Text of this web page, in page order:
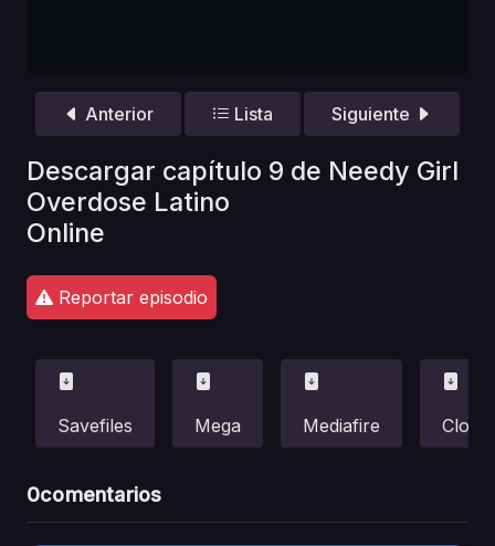
Anterior Lista Siguiente
Descargar capítulo 9 de Needy Girl
Overdose Latino
Online
Reportar episodio
Savefiles Mega Mediafire Cloud
0comentarios